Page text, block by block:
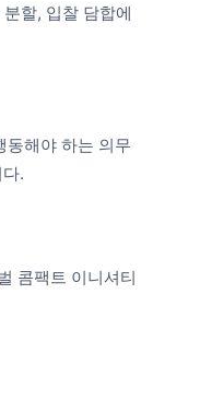
할, 입찰 담합에
동해야 하는 의무
.
콤팩트 이니셔티